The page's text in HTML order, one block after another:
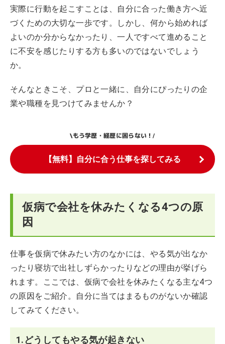
実際に行動を起こすことは、自分に合った働き方へ近
づくための大切な一歩です。しかし、何から始めれば
よいのか分からなかったり、一人ですべて進めること
に不安を感じたりする方も多いのではないでしょう
か。
そんなときこそ、プロと一緒に、自分にぴったりの企
業や職種を見つけてみませんか？
\もう学歴・経歴に困らない！/
【無料】自分に合う仕事を探してみる
仮病で会社を休みたくなる4つの原
因
仕事を仮病で休みたい方のなかには、やる気が出なか
ったり寝坊で出社しずらかったりなどの理由が挙げら
れます。ここでは、仮病で会社を休みたくなる主な4つ
の原因をご紹介。自分に当てはまるものがないか確認
してみてください。
1.どうしてもやる気が起きない